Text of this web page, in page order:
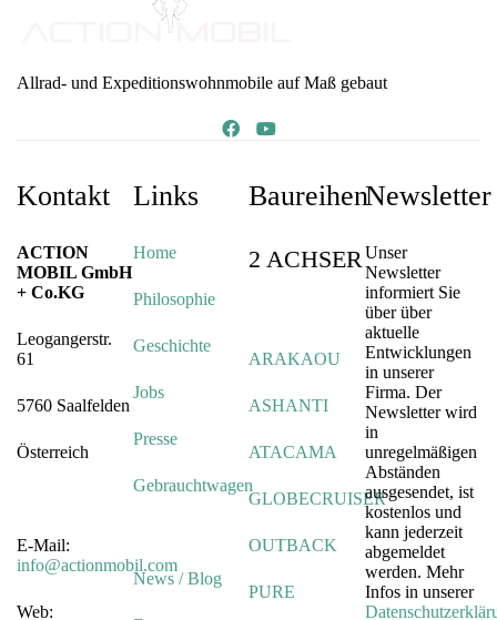
Allrad- und Expeditionswohnmobile auf Maß gebaut
Kontakt
ACTION
MOBIL GmbH
+ Co.KG
Leogangerstr.
61
5760 Saalfelden
Österreich
E-Mail:
info@actionmobil.com
Web:
Links
Home
Philosophie
Geschichte
Jobs
Presse
Gebrauchtwagen
News / Blog
Baureihen
2 ACHSER
ARAKAOU
ASHANTI
ATACAMA
GLOBECRUISER
OUTBACK
PURE
Newsletter
Unser
Newsletter
informiert Sie
über über
aktuelle
Entwicklungen
in unserer
Firma. Der
Newsletter wird
in
unregelmäßigen
Abständen
ausgesendet, ist
kostenlos und
kann jederzeit
abgemeldet
werden. Mehr
Infos in unserer